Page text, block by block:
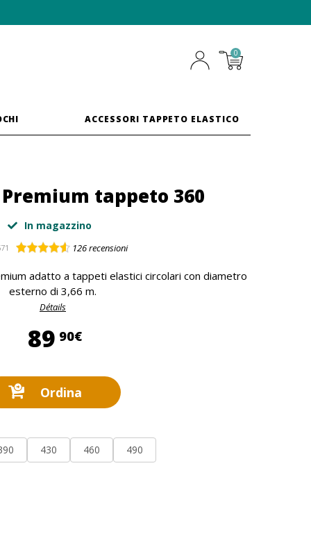
0
ACCESSORI TAPPETO ELASTICO
tappeto 360
In magazzino
126recensioni
adatto a tappeti elastici circolari con diametro
esterno di 3,66 m.
Détails
89 90€89,90 €
Ordina
430 460 490